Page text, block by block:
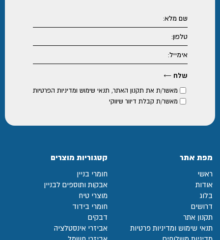
מאשר/ת את תקנון האתר, תנאי שימוש ומדיניות הפרטיות
מאשר/ת קבלת דיוור שיווקי
מפת אתר
ראשי
אודות
בלוג
דרושים
תקנון אתר
תנאי שימוש ומדיניות פרטיות
קטגוריות מוצרים
חומרי בניין
אבקות ותוספים לבניין
מוצרי טיח
חומרי בידוד
דבקים
אביזרי אינסטלציה